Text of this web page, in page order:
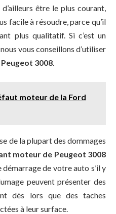
être le plus courant,
facile à résoudre, parce qu’il
plus qualitatif. Si c’est un
vous conseillons d’utiliser
3008.
moteur de la Ford
de la plupart des dommages
moteur de Peugeot 3008
de votre auto s’il y
peuvent présenter des
dès lors que des taches
à leur surface.